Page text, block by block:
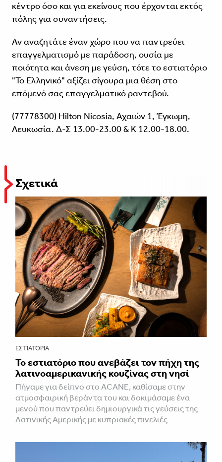
κέντρο όσο και για εκείνους που έρχονται εκτός
πόλης για συναντήσεις.
Αν αναζητάτε έναν χώρο που να παντρεύει
επαγγελματισμό με παράδοση, ουσία με
ποιότητα και άνεση με γεύση, τότε το εστιατόριο
"Το Ελληνικό" αξίζει σίγουρα μια θέση στο
επόμενό σας επαγγελματικό ραντεβού.
(77778300) Hilton Nicosia, Αχαιών 1, Έγκωμη,
Λευκωσία. Δ-Σ 13.00-23.00 & Κ 12.00-18.00.
Σχετικά
ΕΣΤΙΑΤΌΡΙΑ
Το εστιατόριο που ανεβάζει τον πήχη της
λατινοαμερικανικής κουζίνας στη νησί
Πήγαμε για δείπνο στο ACANE, καθίσαμε στην
ατμοσφαιρική βεράντα του και δοκιμάσαμε ένα
μενού που παντρεύει δημιουργικά τις γεύσεις της
Λατινικής Αμερικής με κυπριακές πινελιές